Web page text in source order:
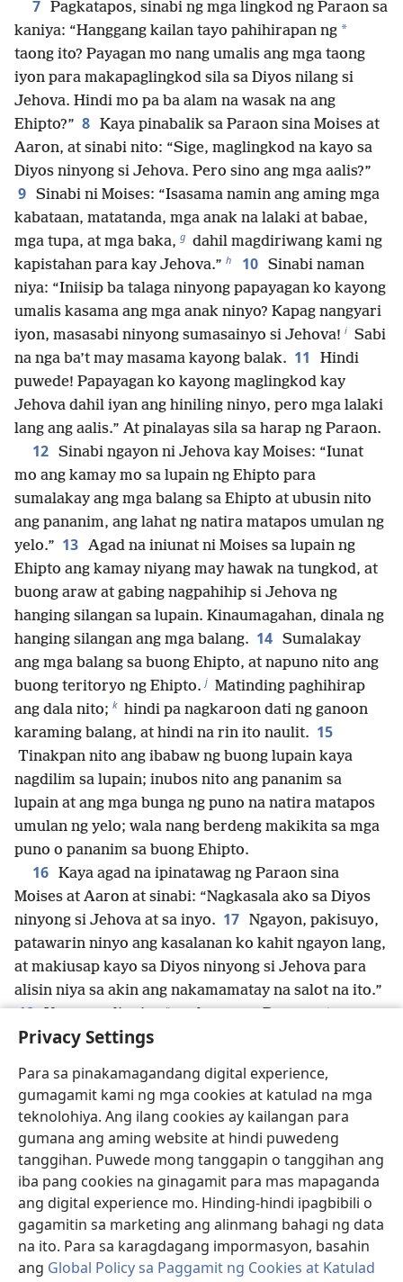
Privacy Settings
Para sa pinakamagandang digital experience,
gumagamit kami ng mga cookies at katulad na mga
teknolohiya. Ang ilang cookies ay kailangan para
gumana ang aming website at hindi puwedeng
tanggihan. Puwede mong tanggapin o tanggihan ang
iba pang cookies na ginagamit para mas mapaganda
ang digital experience mo. Hinding-hindi ipagbibili o
gagamitin sa marketing ang alinmang bahagi ng data
na ito. Para sa karagdagang impormasyon, basahin
ang Global Policy sa Paggamit ng Cookies at Katulad
7 Pagkatapos, sinabi ng mga lingkod ng Paraon sa
kaniya: “Hanggang kailan tayo pahihirapan ng *
taong ito? Payagan mo nang umalis ang mga taong
iyon para makapaglingkod sila sa Diyos nilang si
Jehova. Hindi mo pa ba alam na wasak na ang
Ehipto?” 8 Kaya pinabalik sa Paraon sina Moises at
Aaron, at sinabi nito: “Sige, maglingkod na kayo sa
Diyos ninyong si Jehova. Pero sino ang mga aalis?”
9 Sinabi ni Moises: “Isasama namin ang aming mga
kabataan, matatanda, mga anak na lalaki at babae,
mga tupa, at mga baka, g dahil magdiriwang kami ng
kapistahan para kay Jehova.” h 10 Sinabi naman
niya: “Iniisip ba talaga ninyong papayagan ko kayong
umalis kasama ang mga anak ninyo? Kapag nangyari
iyon, masasabi ninyong sumasainyo si Jehova! i Sabi
na nga ba’t may masama kayong balak. 11
Hindi
puwede! Papayagan ko kayong maglingkod kay
Jehova dahil iyan ang hiniling ninyo, pero mga lalaki
lang ang aalis.” At pinalayas sila sa harap ng Paraon.
12 Sinabi ngayon ni Jehova kay Moises: “Iunat
mo ang kamay mo sa lupain ng Ehipto para
sumalakay ang mga balang sa Ehipto at ubusin nito
ang pananim, ang lahat ng natira matapos umulan ng
yelo.” 13 Agad na iniunat ni Moises sa lupain ng
Ehipto ang kamay niyang may hawak na tungkod, at
buong araw at gabing nagpahihip si Jehova ng
hanging silangan sa lupain. Kinaumagahan, dinala ng
hanging silangan ang mga balang. 14 Sumalakay
ang mga balang sa buong Ehipto, at napuno nito ang
buong teritoryo ng Ehipto. j Matinding paghihirap
ang dala nito; k hindi pa nagkaroon dati ng ganoon
karaming balang, at hindi na rin ito naulit. 15
Tinakpan nito ang ibabaw ng buong lupain kaya
nagdilim sa lupain; inubos nito ang pananim sa
lupain at ang mga bunga ng puno na natira matapos
umulan ng yelo; wala nang berdeng makikita sa mga
puno o pananim sa buong Ehipto.
16 Kaya agad na ipinatawag ng Paraon sina
Moises at Aaron at sinabi: “Nagkasala ako sa Diyos
ninyong si Jehova at sa inyo. 17 Ngayon, pakisuyo,
patawarin ninyo ang kasalanan ko kahit ngayon lang,
at makiusap kayo sa Diyos ninyong si Jehova para
alisin niya sa akin ang nakamamatay na salot na ito.”
18 Kaya umalis siya * sa harap ng Paraon at
nakiusap kay Jehova.
napakalakas na hanging kanluran, at tinangay nito sa
Dagat na Pula ang mga balang. Walang natira kahit
isang balang sa buong teritoryo ng Ehipto. 20
hinayaan ni Jehova na magmatigas ang puso ng
Paraon,
at hindi nito pinayagang umalis ang mga
Israelita.
21 Pagkatapos, sinabi ni Jehova kay Moises:
“Iunat mo ang kamay mo tungo sa langit para
mabalot ng dilim ang lupain ng Ehipto, at talagang